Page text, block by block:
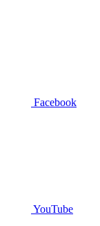
Facebook
YouTube